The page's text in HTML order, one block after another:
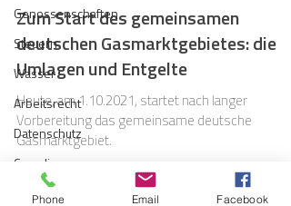
Genossenschaften
Steuern
Wasser
Arbeitsrecht
Datenschutz
Compliance
Gas
Zum Start des gemeinsamen
deutschen Gasmarktgebietes: die
Umlagen und Entgelte
Heute, am 1.10.2021, startet nach langer
Vorbereitung das gemeinsame deutsche
Gasmarktgebiet.
Phone Email Facebook